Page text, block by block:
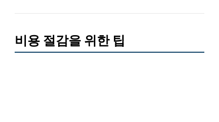
비용 절감을 위한 팁